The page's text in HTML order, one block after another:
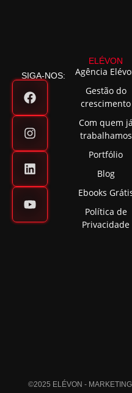
SIGA-NOS:
ELÉVON
Agência
Gestão do
crescimento
Com quem já
trabalhamos
Portfólio
Blog
Ebooks
Política de
Privacidade
©2025 ELÉVON -